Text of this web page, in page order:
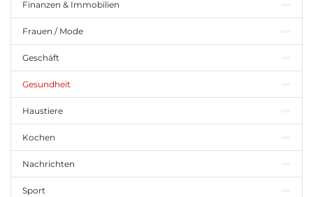
Finanzen & Immobilien
Frauen / Mode
Geschäft
Gesundheit
Haustiere
Kochen
Nachrichten
Sport